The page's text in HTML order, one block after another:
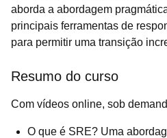
aborda a abordagem
principais ferramentas de
para permitir uma transição
Resumo do curso
Com vídeos online, sob
O que é SRE? Uma